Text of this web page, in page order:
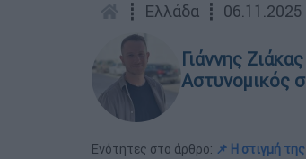
┋ Ελλάδα ┋ 06.11.2025
Γιάννης Ζιάκας
Αστυνομικός
Ενότητες στο άρθρο: 📌 Η στιγμή